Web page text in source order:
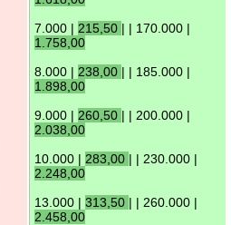
7.000 | 215,50 | | 170.000 |
1.758,00
8.000 | 238,00 | | 185.000 |
1.898,00
9.000 | 260,50 | | 200.000 |
2.038,00
10.000 | 283,00 | | 230.000 |
2.248,00
13.000 | 313,50 | | 260.000 |
2.458,00